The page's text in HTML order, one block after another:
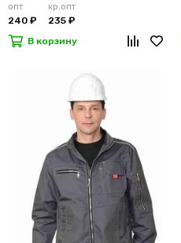
опт
240 ₽
кр.опт
235 ₽
В корзину